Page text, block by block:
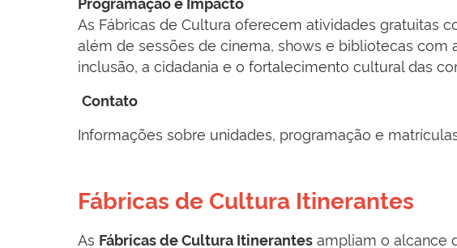
As Fábricas de Cultura oferecem atividades gratuitas
além de sessões de cinema, shows e bibliotecas
inclusão, a cidadania e o fortalecimento cultural das
Contato
Informações sobre unidades, programação e
Fábricas de Cultura Itinerantes
As Fábricas de Cultura Itinerantes ampliam o alcance